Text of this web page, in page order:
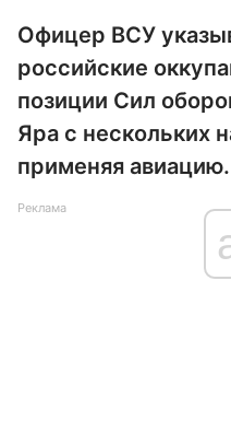
Офицер ВСУ
российские
позиции Сил
Яра с нескольких
применяя авиацию.
Реклама